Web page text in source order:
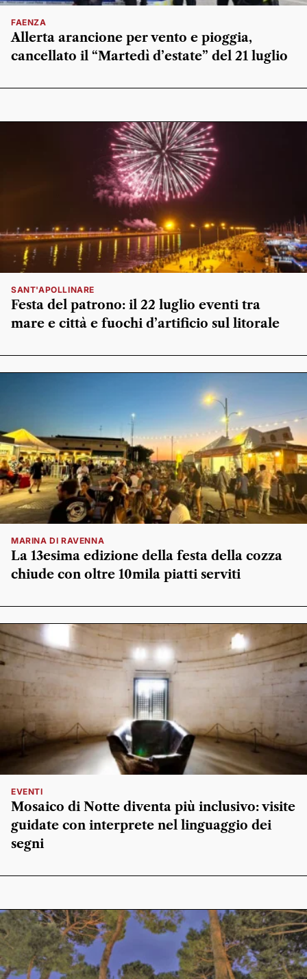
FAENZA
Allerta arancione per vento e pioggia,
cancellato il “Martedì d’estate” del 21 luglio
SANT'APOLLINARE
Festa del patrono: il 22 luglio eventi tra
mare e città e fuochi d’artificio sul litorale
MARINA DI RAVENNA
La 13esima edizione della festa della cozza
chiude con oltre 10mila piatti serviti
EVENTI
Mosaico di Notte diventa più inclusivo: visite
guidate con interprete nel linguaggio dei
segni